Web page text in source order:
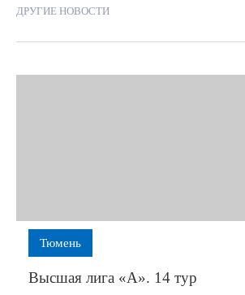
ДРУГИЕ НОВОСТИ
Тюмень
Высшая лига «А». 14 тур